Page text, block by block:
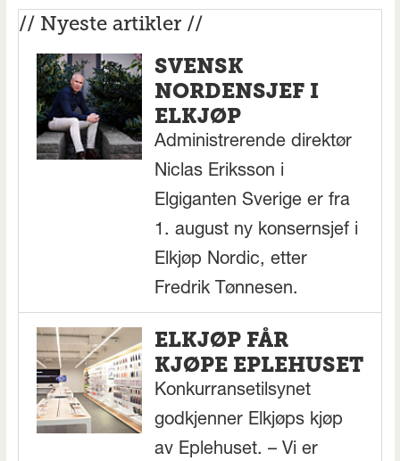
// Nyeste artikler //
SVENSK
NORDENSJEF I
ELKJØP
Administrerende direktør
Niclas Eriksson i
Elgiganten Sverige er fra
1. august ny konsernsjef i
Elkjøp Nordic, etter
Fredrik Tønnesen.
ELKJØP FÅR
KJØPE EPLEHUSET
Konkurransetilsynet
godkjenner Elkjøps kjøp
av Eplehuset. – Vi er